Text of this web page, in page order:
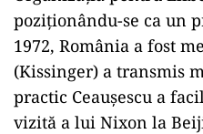
poziționându-se ca un
1972, România a fost
(Kissinger) a transmis
practic Ceaușescu a
vizită a lui Nixon la